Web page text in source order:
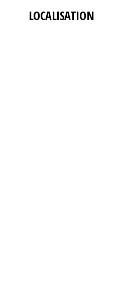
LOCALISATION